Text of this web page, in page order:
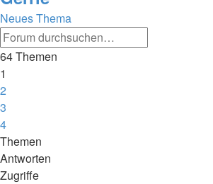
Neues Thema
64 Themen
1
2
3
4
Nächste
Themen
Antworten
Zugriffe